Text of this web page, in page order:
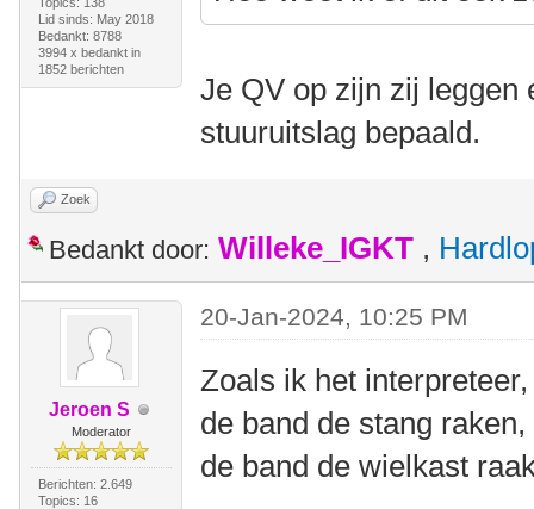
Lid sinds: May 2018
Bedankt: 8788
3994 x bedankt in
1852 berichten
Je QV op zijn zij leggen
stuuruitslag bepaald.
Zoek
Bedankt door: Willeke_IGKT ,
Jeroen S
Moderator
Berichten: 2.649
Topics: 16
20-Jan-2024, 10:25 PM
Zoals ik het
de band de stang
de band de wielkast